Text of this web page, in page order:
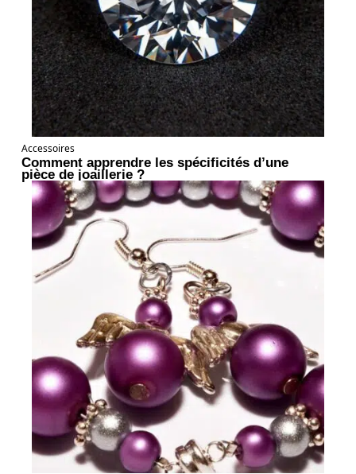
Accessoires
Comment apprendre les spécificités d’une
pièce de joaillerie ?